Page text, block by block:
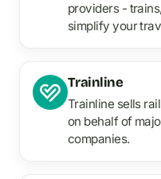
providers -
simplify your
Trainline
Trainline sells
on behalf of
companies.